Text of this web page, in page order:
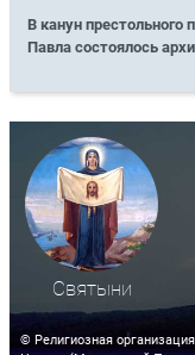
В канун престольного
Павла состоялось
Святыни
© Религиозная